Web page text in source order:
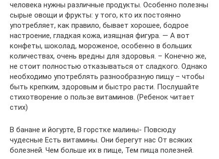
человека нужны различные продукты. Особенно полезны
сырые овощи и фрукты: у того, кто их постоянно
употребляет, как правило, бывает хорошее, бодрое
настроение, гладкая кожа, изящная фигура. — А вот
конфеты, шоколад, мороженое, особенно в больших
количествах, очень вредны для здоровья. – Конечно же,
не стоит полностью отказываться от сладкого. Однако
необходимо употреблять разнообразную пищу – чтобы
быть крепким, здоровым и быстро расти. Послушайте
стихотворение о пользе витаминов. (Ребенок читает
стих)
В банане и йогурте, В горстке малины- Повсюду
чудесные Есть витамины. Они берегут нас От всяких
болезней. Чем больше их в пище, Тем пища полезней.